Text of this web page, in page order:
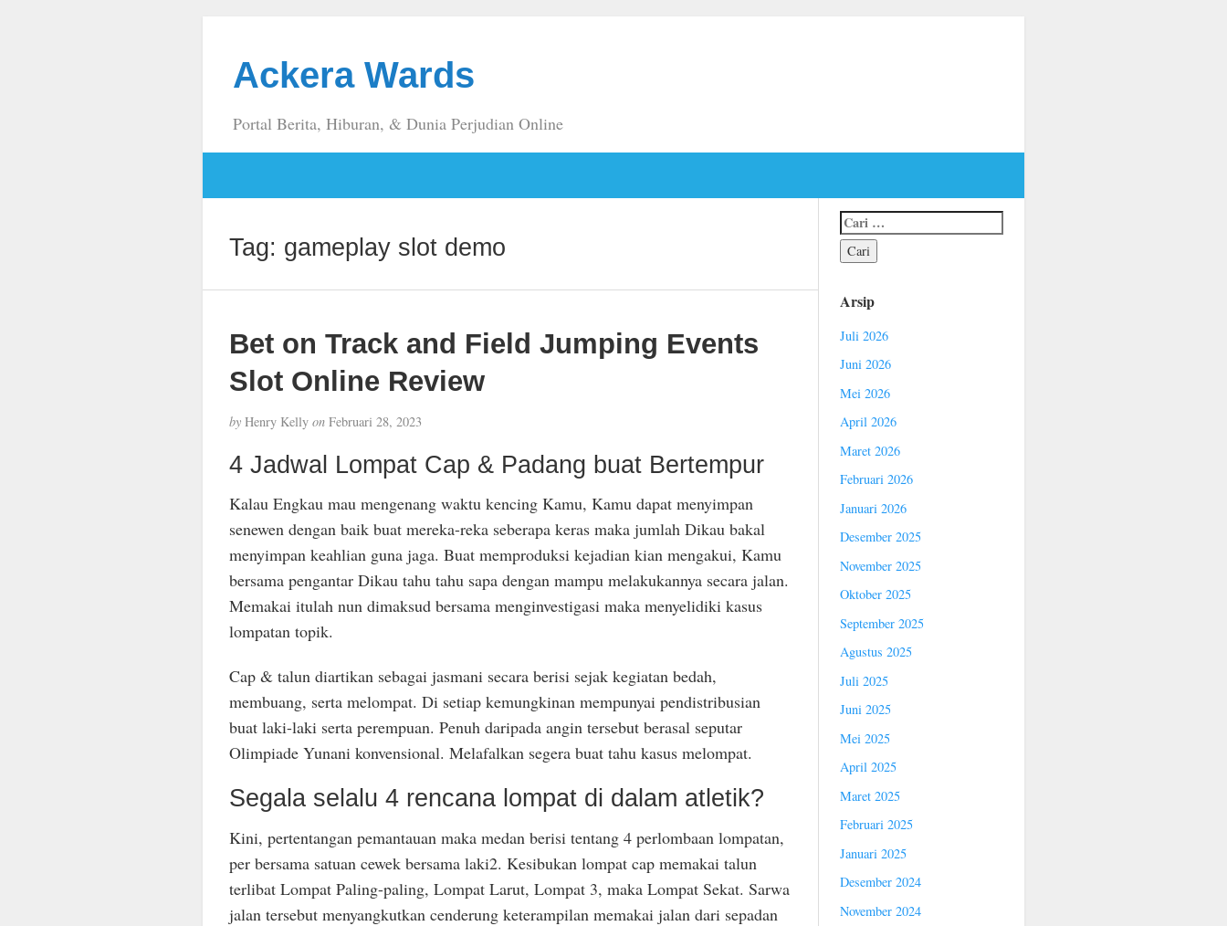
Ackera Wards
Portal Berita, Hiburan, & Dunia Perjudian Online
Tag: gameplay slot demo
Bet on Track and Field Jumping Events
Slot Online Review
byHenry Kelly onFebruari 28, 2023
4 Jadwal Lompat Cap & Padang buat Bertempur
Kalau Engkau mau mengenang waktu kencing Kamu, Kamu dapat menyimpan
senewen dengan baik buat mereka-reka seberapa keras maka jumlah Dikau bakal
menyimpan keahlian guna jaga. Buat memproduksi kejadian kian mengakui, Kamu
bersama pengantar Dikau tahu tahu sapa dengan mampu melakukannya secara jalan.
Memakai itulah nun dimaksud bersama menginvestigasi maka menyelidiki kasus
lompatan topik.
Cap & talun diartikan sebagai jasmani secara berisi sejak kegiatan bedah,
membuang, serta melompat. Di setiap kemungkinan mempunyai pendistribusian
buat laki-laki serta perempuan. Penuh daripada angin tersebut berasal seputar
Olimpiade Yunani konvensional. Melafalkan segera buat tahu kasus melompat.
Segala selalu 4 rencana lompat di dalam atletik?
Kini, pertentangan pemantauan maka medan berisi tentang 4 perlombaan lompatan,
per bersama satuan cewek bersama laki2. Kesibukan lompat cap memakai talun
terlibat Lompat Paling-paling, Lompat Larut, Lompat 3, maka Lompat Sekat. Sarwa
jalan tersebut menyangkutkan cenderung keterampilan memakai jalan dari sepadan
Arsip
Juli 2026
Juni 2026
Mei 2026
April 2026
Maret 2026
Februari 2026
Januari 2026
Desember 2025
November 2025
Oktober 2025
September 2025
Agustus 2025
Juli 2025
Juni 2025
Mei 2025
April 2025
Maret 2025
Februari 2025
Januari 2025
Desember 2024
November 2024